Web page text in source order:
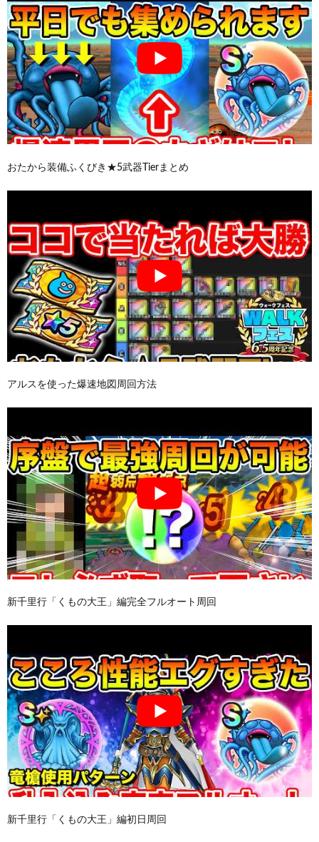
おたから装備ふくびき★5武器Tierまとめ
アルスを使った爆速地図周回方法
新千里行「くもの大王」編完全フルオート周回
新千里行「くもの大王」編初日周回